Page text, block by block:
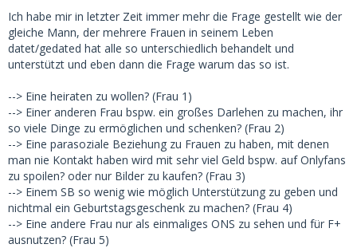
Ich habe mir in letzter Zeit immer mehr die Frage gestellt wie der
gleiche Mann, der mehrere Frauen in seinem Leben
datet/gedated hat alle so unterschiedlich behandelt und
unterstützt und eben dann die Frage warum das so ist.
--> Eine heiraten zu wollen? (Frau 1)
--> Einer anderen Frau bspw. ein großes Darlehen zu machen, ihr
so viele Dinge zu ermöglichen und schenken? (Frau 2)
--> Eine parasoziale Beziehung zu Frauen zu haben, mit denen
man nie Kontakt haben wird mit sehr viel Geld bspw. auf Onlyfans
zu spoilen? oder nur Bilder zu kaufen? (Frau 3)
--> Einem SB so wenig wie möglich Unterstützung zu geben und
nichtmal ein Geburtstagsgeschenk zu machen? (Frau 4)
--> Eine andere Frau nur als einmaliges ONS zu sehen und für F+
ausnutzen? (Frau 5)